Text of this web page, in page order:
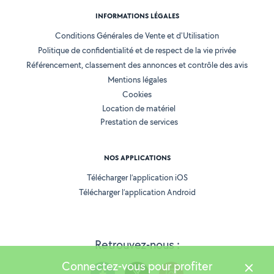
Retrouvez-nous :
INFORMATIONS LÉGALES
Conditions Générales de Vente et d'Utilisation
Politique de confidentialité et de respect de la vie privée
Référencement, classement des annonces et contrôle des avis
Mentions légales
Cookies
Location de matériel
Prestation de services
NOS APPLICATIONS
Télécharger l’application iOS
Télécharger l’application Android
Connectez-vous pour profiter